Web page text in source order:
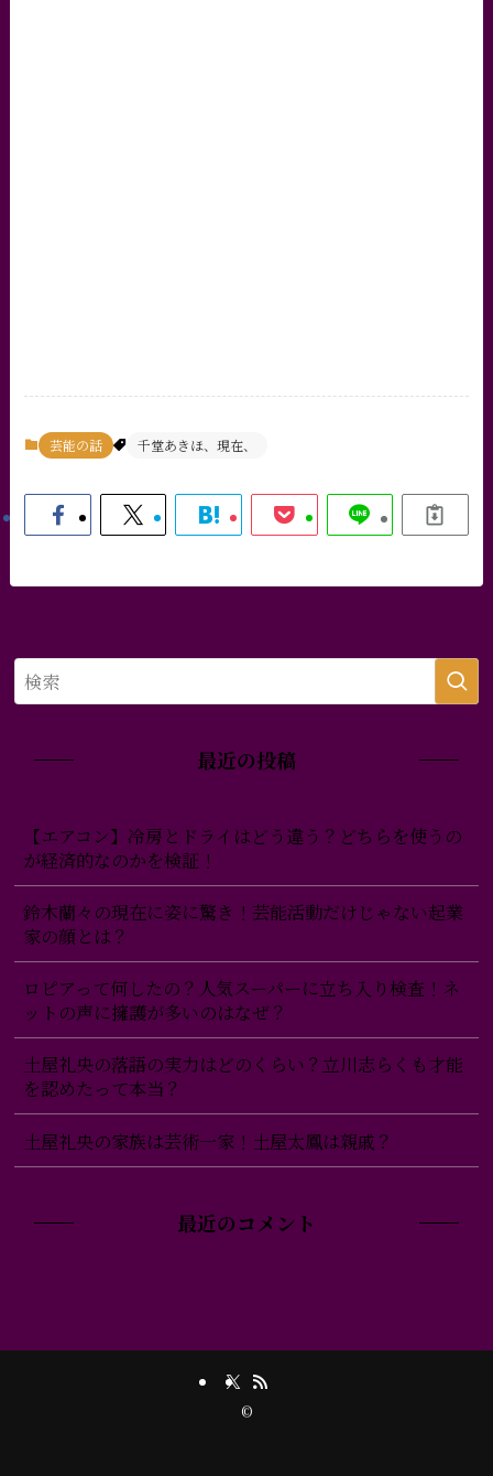
芸能の話 千堂あきほ、現在、
最近の投稿
【エアコン】冷房とドライはどう違う？どちらを使うの
が経済的なのかを検証！
鈴木蘭々の現在に姿に驚き！芸能活動だけじゃない起業
家の顔とは？
ロピアって何したの？人気スーパーに立ち入り検査！ネ
ットの声に擁護が多いのはなぜ？
土屋礼央の落語の実力はどのくらい？立川志らくも才能
を認めたって本当？
土屋礼央の家族は芸術一家！土屋太鳳は親戚？
最近のコメント
©